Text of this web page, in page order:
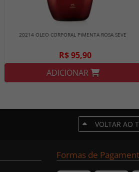
20214 OLEO CORPORAL PIMENTA ROSA SEVE
R$ 95,90
ADICIONAR
VOLTAR AO
Formas de